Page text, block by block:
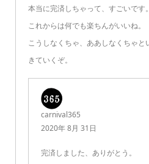
本当に完済しちゃって、すごいです。
これからは何でも楽ちんがいいね。
こうしなくちゃ、ああしなくちゃ
きていくぞ。
carnival365
2020年 8月 31日
完済しました、ありがとう。